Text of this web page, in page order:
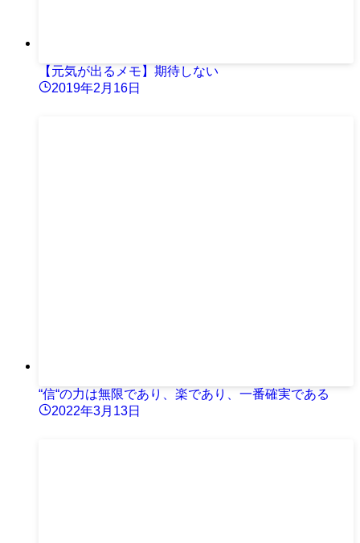
【元気が出るメモ】期待しない
2019年2月16日
“信“の力は無限であり、楽であり、一番確実である
2022年3月13日